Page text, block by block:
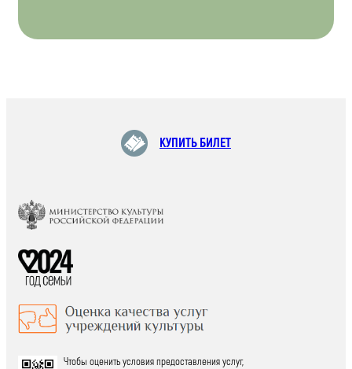
КУПИТЬ БИЛЕТ
Чтобы оценить условия предоставления услуг,